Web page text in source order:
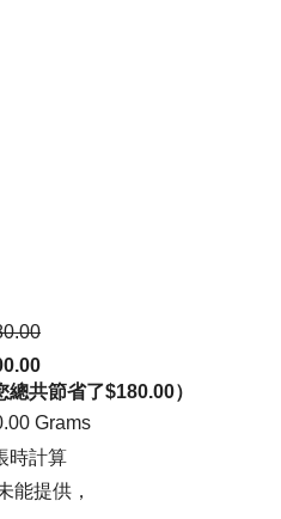
總共節省了$180.00）
Grams
時計算
能提供，